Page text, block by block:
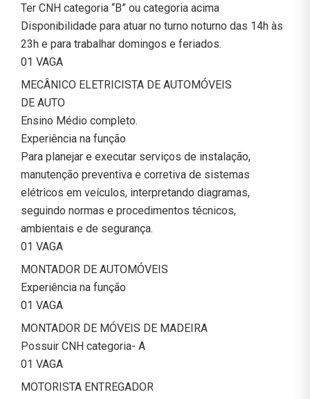
Ter CNH categoria “B” ou categoria acima
Disponibilidade para atuar no turno noturno das 14h às
23h e para trabalhar domingos e feriados.
01 VAGA
MECÂNICO ELETRICISTA DE AUTOMÓVEIS
DE AUTO
Ensino Médio completo.
Experiência na função
Para planejar e executar serviços de instalação,
manutenção preventiva e corretiva de sistemas
elétricos em veículos, interpretando diagramas,
seguindo normas e procedimentos técnicos,
ambientais e de segurança.
01 VAGA
MONTADOR DE AUTOMÓVEIS
Experiência na função
01 VAGA
MONTADOR DE MÓVEIS DE MADEIRA
Possuir CNH categoria- A
01 VAGA
MOTORISTA ENTREGADOR